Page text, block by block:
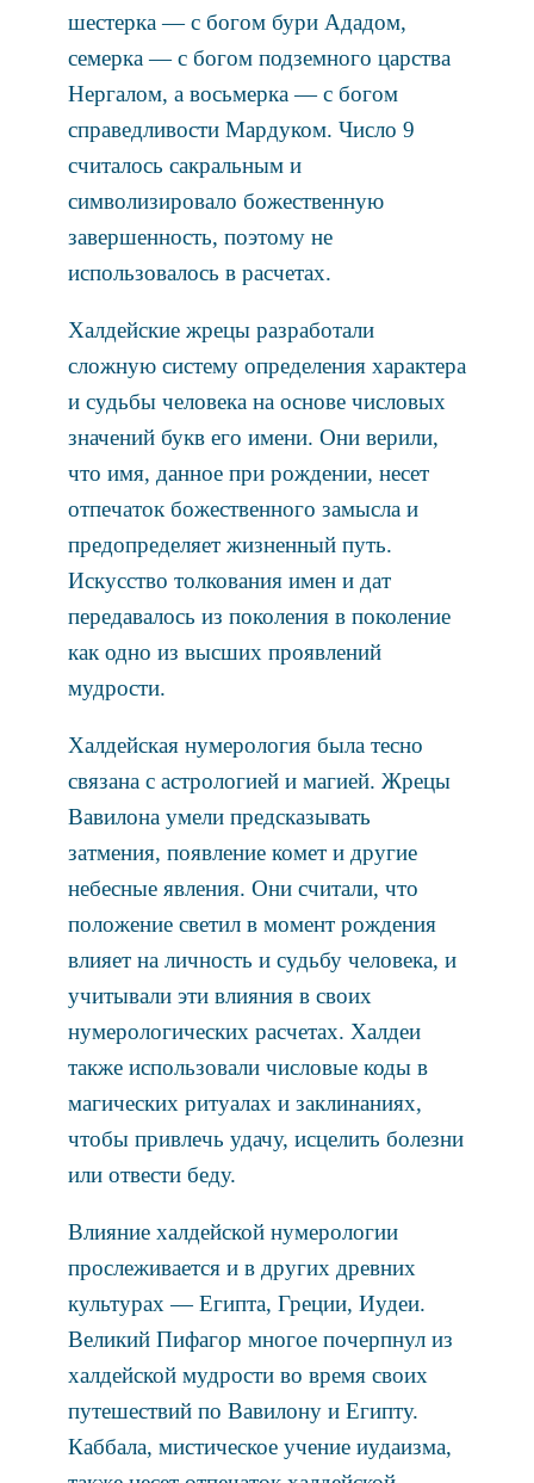
шестерка — с богом бури Ададом,
семерка — с богом подземного царства
Нергалом, а восьмерка — с богом
справедливости Мардуком. Число 9
считалось сакральным и
символизировало божественную
завершенность, поэтому не
использовалось в расчетах.
Халдейские жрецы разработали
сложную систему определения характера
и судьбы человека на основе числовых
значений букв его имени. Они верили,
что имя, данное при рождении, несет
отпечаток божественного замысла и
предопределяет жизненный путь.
Искусство толкования имен и дат
передавалось из поколения в поколение
как одно из высших проявлений
мудрости.
Халдейская нумерология была тесно
связана с астрологией и магией. Жрецы
Вавилона умели предсказывать
затмения, появление комет и другие
небесные явления. Они считали, что
положение светил в момент рождения
влияет на личность и судьбу человека, и
учитывали эти влияния в своих
нумерологических расчетах. Халдеи
также использовали числовые коды в
магических ритуалах и заклинаниях,
чтобы привлечь удачу, исцелить болезни
или отвести беду.
Влияние халдейской нумерологии
прослеживается и в других древних
культурах — Египта, Греции, Иудеи.
Великий Пифагор многое почерпнул из
халдейской мудрости во время своих
путешествий по Вавилону и Египту.
Каббала, мистическое учение иудаизма,